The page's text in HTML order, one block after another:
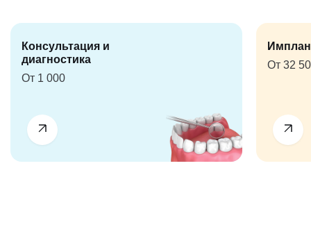
Консультация и
диагностика
От 1 000
От 32